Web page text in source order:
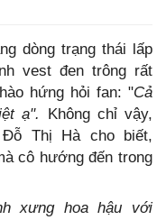
dòng trạng thái lấp
vest đen trông rất
hứng hỏi fan: "Cả
ạ". Không chỉ vậy,
Đỗ Thị Hà cho biết,
cô hướng đến trong
xưng hoa hậu với